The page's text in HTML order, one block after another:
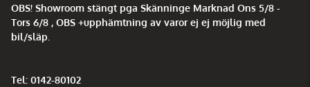
OBS! Showroom stängt pga Skänninge Marknad Ons 5/8 -
Tors 6/8 , OBS +upphämtning av varor ej ej möjlig med
bil/släp.
Tel: 0142-80102